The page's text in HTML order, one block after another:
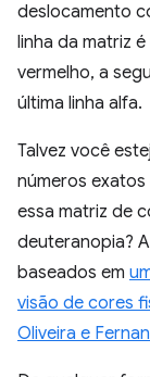
deslocamento
linha da matriz
vermelho, a
última linha alfa.
Talvez você
números
essa matriz de
deuteranopia?
baseados em
visão de cores
Oliveira e